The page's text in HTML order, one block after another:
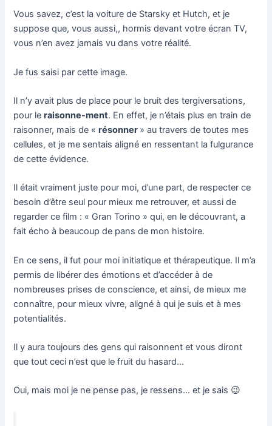
Vous savez, c’est la voiture de Starsky et Hutch, et je
suppose que, vous aussi,, hormis devant votre écran TV,
vous n’en avez jamais vu dans votre réalité.
Je fus saisi par cette image.
Il n’y avait plus de place pour le bruit des tergiversations,
pour leraisonne-ment. En effet, je n’étais plus en train de
raisonner, mais de «résonner » au travers de toutes mes
cellules, et je me sentais aligné en ressentant la fulgurance
de cette évidence.
Il était vraiment juste pour moi, d’une part, de respecter ce
besoin d’être seul pour mieux me retrouver, et aussi de
regarder ce film : « Gran Torino » qui, en le découvrant, a
fait écho à beaucoup de pans de mon histoire.
En ce sens, il fut pour moi initiatique et thérapeutique. Il m’a
permis de libérer des émotions et d’accéder à de
nombreuses prises de conscience, et ainsi, de mieux me
connaître, pour mieux vivre, aligné à qui je suis et à mes
potentialités.
Il y aura toujours des gens qui raisonnent et vous diront
que tout ceci n’est que le fruit du hasard…
Oui, mais moi je ne pense pas, je ressens… et je sais 😉